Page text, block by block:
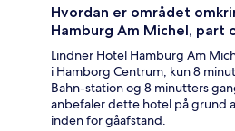
Hvordan er området
Hamburg Am Michel, part
Lindner Hotel Hamburg Am
i Hamborg Centrum, kun 8
Bahn-station og 8 minutters
anbefaler dette hotel på grund
inden for gåafstand.